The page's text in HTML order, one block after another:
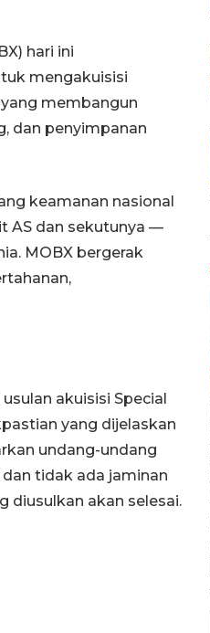
hari ini
mengakuisisi
yang membangun
dan penyimpanan
keamanan nasional
AS dan sekutunya —
MOBX bergerak
akuisisi Special
yang dijelaskan
undang-undang
tidak ada jaminan
diusulkan akan selesai.